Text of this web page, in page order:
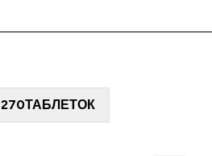
270ТАБЛЕТОК